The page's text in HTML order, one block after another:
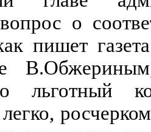
о
пишет
льготный